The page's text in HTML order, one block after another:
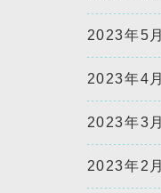
2023年5月
2023年4月
2023年3月
2023年2月